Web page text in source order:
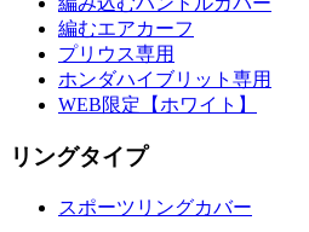
編むエアカーフ
プリウス専用
ホンダハイブリット専用
WEB限定【ホワイト】
リングタイプ
スポーツリングカバー